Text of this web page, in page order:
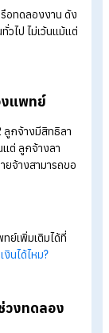
ได้ นายจ้างไม่มีสิทธิ์
กจ้างทำงานล่วงเว
มเติมได้ที่ >>>
งงาน
า